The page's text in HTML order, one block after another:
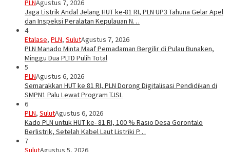
PLNAgustus 7, 2026
Jaga Listrik Andal Jelang HUT ke-81 RI, PLN UP3 Tahuna Gelar Apel
dan Inspeksi Peralatan Kepulauan N…
4
Etalase, PLN, SulutAgustus 7, 2026
PLN Manado Minta Maaf Pemadaman Bergilir di Pulau Bunaken,
Minggu Dua PLTD Pulih Total
5
PLNAgustus 6, 2026
Semarakkan HUT ke 81 RI, PLN Dorong Digitalisasi Pendidikan di
SMPN1 Palu Lewat Program TJSL
6
PLN, SulutAgustus 6, 2026
Kado PLN untuk HUT ke- 81 RI, 100 % Rasio Desa Gorontalo
Berlistrik, Setelah Kabel Laut Listriki P…
7
SulutAgustus 5, 2026